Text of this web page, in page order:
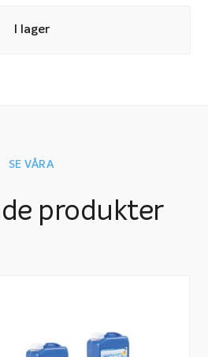
I lager
SE VÅRA
produkter